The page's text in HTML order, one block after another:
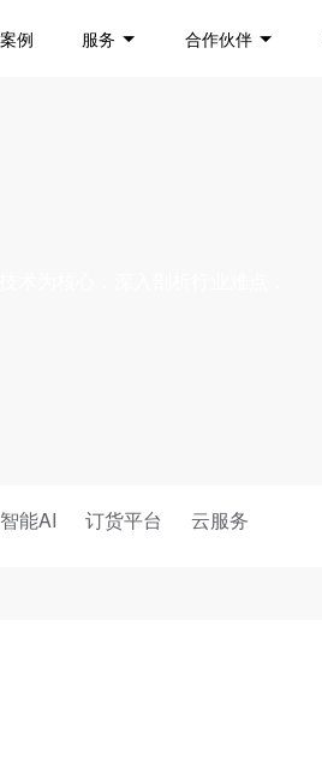
例 服务 合作伙伴
能AI 订货平台 云服务